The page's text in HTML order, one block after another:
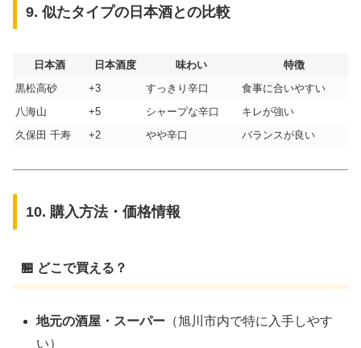
9. 似たタイプの日本酒との比較
日本酒 日本酒度 味わい
特徴
黒松高砂
+3 すっきり辛口
食事に合いやすい
八海山
+5 シャープな辛口
キレが強い
久保田 千寿
+2 やや辛口 バランスが良い
10. 購入方法・価格情報
🏪 どこで買える？
地元の酒屋・スーパー （旭川市内で特に入手しやす
い）